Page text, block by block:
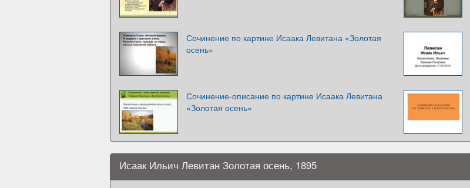
Сочинение по картине Исаака Левитана «Золотая
осень»
Сочинение-описание по картине Исаака Левитана
«Золотая осень»
Исаак Ильич Левитан Золотая осень, 1895